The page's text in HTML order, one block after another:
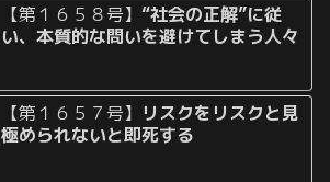
【第１６５８号】“社会の正解”に従
い、本質的な問いを避けてしまう人々
【第１６５７号】 リスクをリスクと見
極められないと即死する